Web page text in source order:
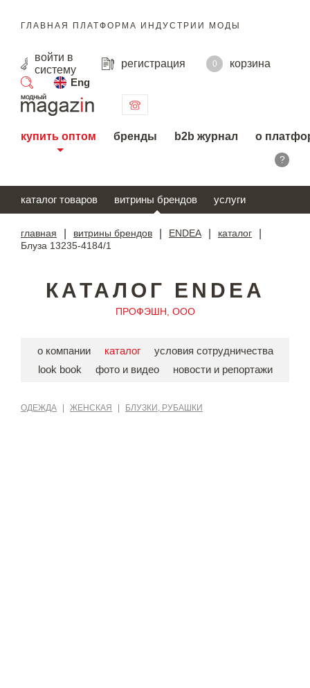
ГЛАВНАЯ ПЛАТФОРМА ИНДУСТРИИ МОДЫ
войти в
систему
регистрация 0
корзина
Eng
поиск
купить оптом бренды b2b журнал о
?
каталог товаров витрины брендов услуги
главная витрины брендов ENDEA каталог
Блуза 13235-4184/1
КАТАЛОГ ENDEA
ПРОФЭШН, ООО
о компании каталог
условия сотрудничества
look book
фото и видео новости и репортажи
ОДЕЖДА ЖЕНСКАЯ БЛУЗКИ, РУБАШКИ